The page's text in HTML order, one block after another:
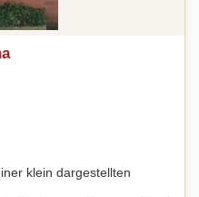
klein dargestellten